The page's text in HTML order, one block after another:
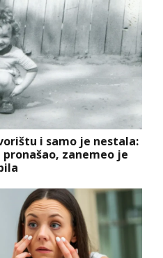
i samo je nestala:
zanemeo je